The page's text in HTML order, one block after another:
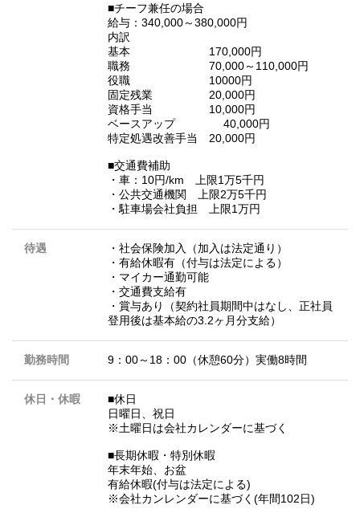
■チーフ兼任の場合
給与：340,000～380,000円
内訳
基本 170,000円
職務 70,000～110,000円
役職 10000円
固定残業 20,000円
資格手当 10,000円
ベースアップ 40,000円
特定処遇改善手当 20,000円
■交通費補助
・車：10円/km 上限1万5千円
・公共交通機関 上限2万5千円
・駐車場会社負担 上限1万円
待遇
・社会保険加入（加入は法定通り）
・有給休暇有（付与は法定による）
・マイカー通勤可能
・交通費支給有
・賞与あり（契約社員期間中はなし、正社員
登用後は基本給の3.2ヶ月分支給）
勤務時間 9：00～18：00（休憩60分）実働8時間
休日・休暇
■休日
日曜日、祝日
※土曜日は会社カレンダーに基づく
■長期休暇・特別休暇
年末年始、お盆
有給休暇(付与は法定による)
※会社カンレンダーに基づく(年間102日)